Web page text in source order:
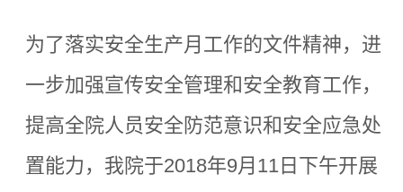
为了落实安全生产月工作的文件精神，进
一步加强宣传安全管理和安全教育工作，
提高全院人员安全防范意识和安全应急处
置能力，我院于2018年9月11日下午开展